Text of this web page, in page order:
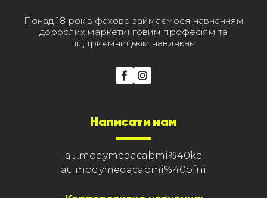
Понад 18 років фахово займаємося навчанням
дорослих маркетинговим професіям та
підприємницькім навичкам
Написати нам
au.moc.ymedacabmi%40ke
au.moc.ymedacabmi%40ofni